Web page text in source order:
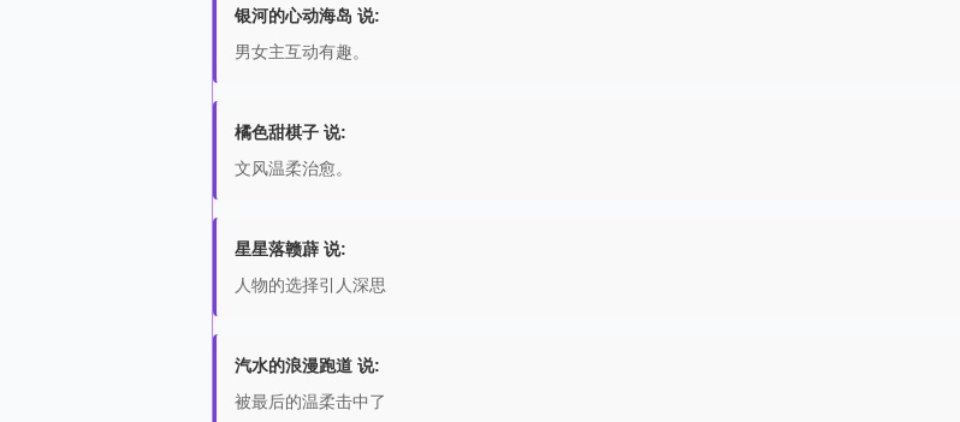
银河的心动海岛 说:
男女主互动有趣。
橘色甜棋子 说:
文风温柔治愈。
星星落赣薜 说:
人物的选择引人深思
汽水的浪漫跑道 说:
被最后的温柔击中了